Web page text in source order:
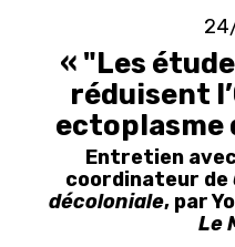
« "Les
réduisent
Entretien
coordinateur de
décoloniale, par
Le